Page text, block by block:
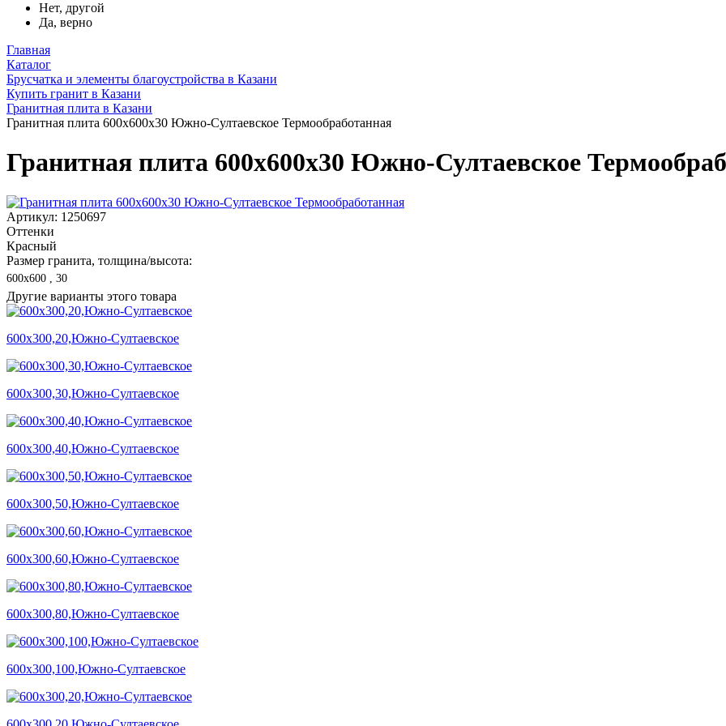
Нет, другой
Да, верно
Главная
Каталог
Брусчатка и элементы благоустройства в Казани
Купить гранит в Казани
Гранитная плита в Казани
Гранитная плита 600х600x30 Южно-Султаевское Термообработанная
Гранитная плита 600х600x30 Южно-Султаевское
Артикул: 1250697
Оттенки
Красный
Размер гранита, толщина/высота:
600х600 , 30
Другие варианты этого товара
600х300,20,Южно-Султаевское
600х300,30,Южно-Султаевское
600х300,40,Южно-Султаевское
600х300,50,Южно-Султаевское
600х300,60,Южно-Султаевское
600х300,80,Южно-Султаевское
600х300,100,Южно-Султаевское